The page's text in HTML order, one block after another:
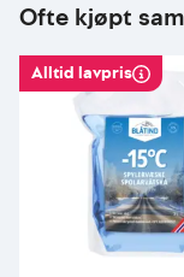
Ofte kjøpt
Alltid lavpris